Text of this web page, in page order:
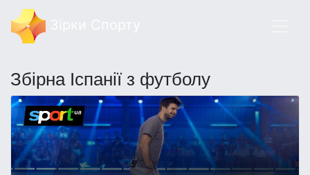
Збірна Іспанії з футболу